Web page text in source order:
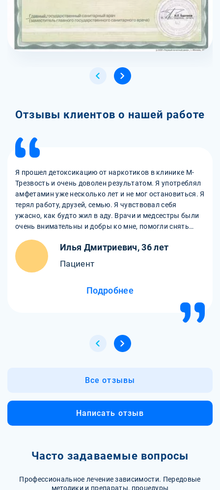
Отзывы клиентов о нашей работе
Я прошел детоксикацию от наркотиков в клинике М-
Трезвость и очень доволен результатом. Я употреблял
амфетамин уже несколько лет и не мог остановиться. Я
терял работу, друзей, семью. Я чувствовал себя
ужасно, как будто жил в аду. Врачи и медсестры были
очень внимательны и добры ко мне, помогли снять
обезболивающие, успокоительные, витамины. Они
поддерживали меня и слушали мои проблемы. Я
чувствую себя лучше, как будто родился заново. После
и желание жить. Спасибо вам за вашу работу!
Илья Дмитриевич, 36 лет
Пациент
Подробнее
Все отзывы
Написать отзыв
Часто задаваемые вопросы
Профессиональное лечение зависимости. Передовые
методики и препараты, процедуры